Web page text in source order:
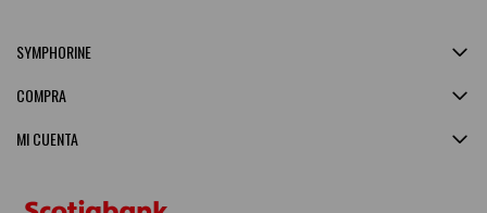
SYMPHORINE
MI CUENTA
COMPRA